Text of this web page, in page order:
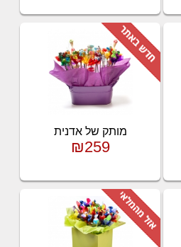
מותק של אדנית
₪259